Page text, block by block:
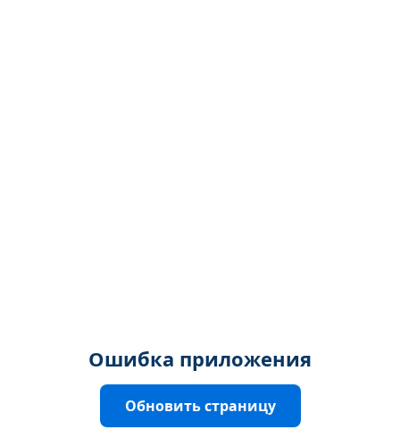
Ошибка приложения
Обновить страницу